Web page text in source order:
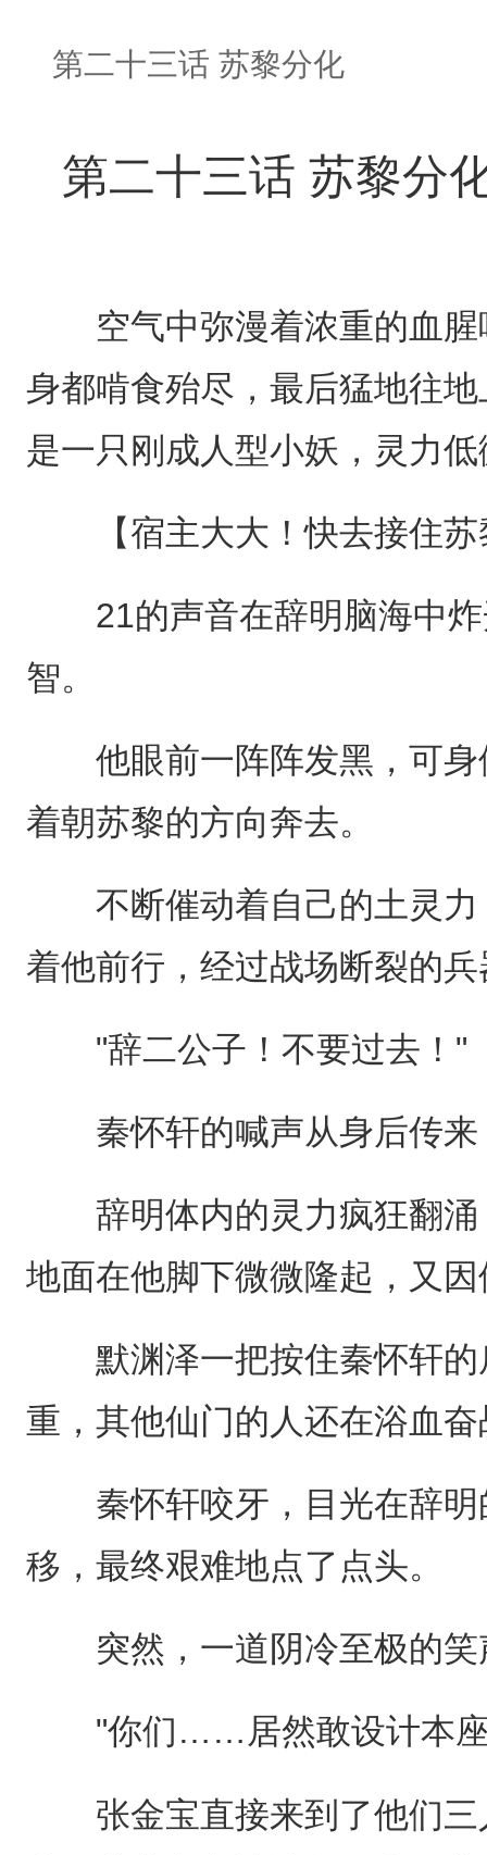
第二十三话 苏黎分化
第二十三话 苏黎分
空气中弥漫着浓重的血腥
身都啃食殆尽，最后猛地往
是一只刚成人型小妖，灵力
【宿主大大！快去接住苏
21的声音在辞明脑海中炸
智。
他眼前一阵阵发黑，可身
着朝苏黎的方向奔去。
不断催动着自己的土灵力
着他前行，经过战场断裂的
"辞二公子！不要过去！"
秦怀轩的喊声从身后传来
辞明体内的灵力疯狂翻涌
地面在他脚下微微隆起，又
默渊泽一把按住秦怀轩的
重，其他仙门的人还在浴血
秦怀轩咬牙，目光在辞明
移，最终艰难地点了点头。
突然，一道阴冷至极的
"你们……居然敢设计本
张金宝直接来到了他们三